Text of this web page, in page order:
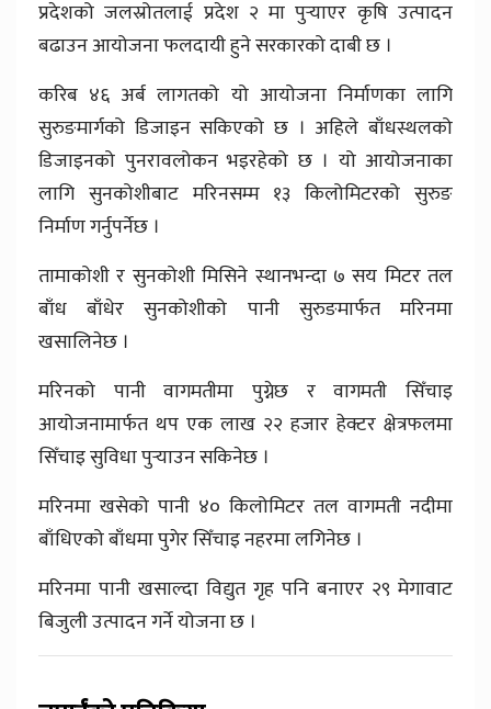
प्रदेशको जलस्रोतलाई प्रदेश २ मा पुर्‍याएर कृषि उत्पादन
बढाउन आयोजना फलदायी हुने सरकारको दाबी छ ।
करिब ४६ अर्ब लागतको यो आयोजना निर्माणका लागि
सुरुङमार्गको डिजाइन सकिएको छ । अहिले बाँधस्थलको
डिजाइनको पुनरावलोकन भइरहेको छ । यो आयोजनाका
लागि सुनकोशीबाट मरिनसम्म १३ किलोमिटरको सुरुङ
निर्माण गर्नुपर्नेछ ।
तामाकोशी र सुनकोशी मिसिने स्थानभन्दा ७ सय मिटर तल
बाँध बाँधेर सुनकोशीको पानी सुरुङमार्फत मरिनमा
खसालिनेछ ।
मरिनको पानी वागमतीमा पुग्नेछ र वागमती सिँचाइ
आयोजनामार्फत थप एक लाख २२ हजार हेक्टर क्षेत्रफलमा
सिँचाइ सुविधा पुर्‍याउन सकिनेछ ।
मरिनमा खसेको पानी ४० किलोमिटर तल वागमती नदीमा
बाँधिएको बाँधमा पुगेर सिँचाइ नहरमा लगिनेछ ।
मरिनमा पानी खसाल्दा विद्युत गृह पनि बनाएर २९ मेगावाट
बिजुली उत्पादन गर्ने योजना छ ।